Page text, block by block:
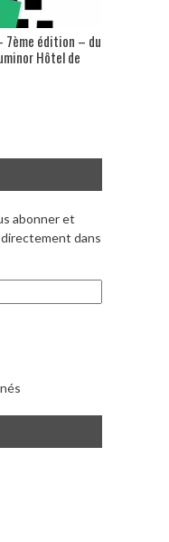
7ème édition – du
Hôtel de
abonner et
dans